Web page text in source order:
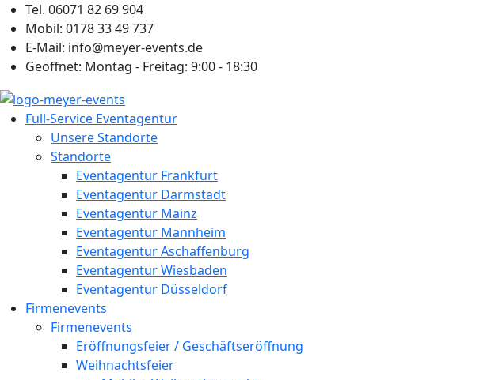
Zum
Inhalt
springen
Tel. 06071 82 69 904
Mobil: 0178 33 49 737
E-Mail: info@meyer-events.de
Geöffnet: Montag - Freitag: 9:00 - 18:30
Full-Service Eventagentur
Unsere Standorte
Standorte
Eventagentur Frankfurt
Eventagentur Darmstadt
Eventagentur Mainz
Eventagentur Mannheim
Eventagentur Aschaffenburg
Eventagentur Wiesbaden
Eventagentur Düsseldorf
Firmenevents
Firmenevents
Eröffnungsfeier / Geschäftseröffnung
Weihnachtsfeier